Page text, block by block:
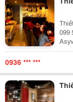
Thiết
099 509 Nguyên Tắc Thiết
0936 *** ***